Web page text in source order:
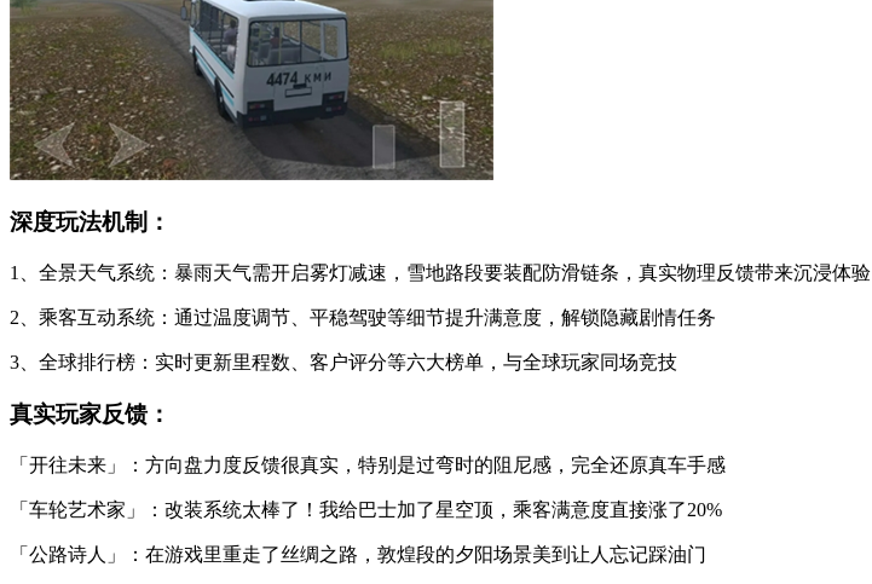
深度玩法机制：
1、全景天气系统：暴雨天气需开启雾灯减速，雪地路段要装配防滑链条，真实物理反馈带来沉浸体验
2、乘客互动系统：通过温度调节、平稳驾驶等细节提升满意度，解锁隐藏剧情任务
3、全球排行榜：实时更新里程数、客户评分等六大榜单，与全球玩家同场竞技
真实玩家反馈：
「开往未来」：方向盘力度反馈很真实，特别是过弯时的阻尼感，完全还原真车手感
「车轮艺术家」：改装系统太棒了！我给巴士加了星空顶，乘客满意度直接涨了20%
「公路诗人」：在游戏里重走了丝绸之路，敦煌段的夕阳场景美到让人忘记踩油门